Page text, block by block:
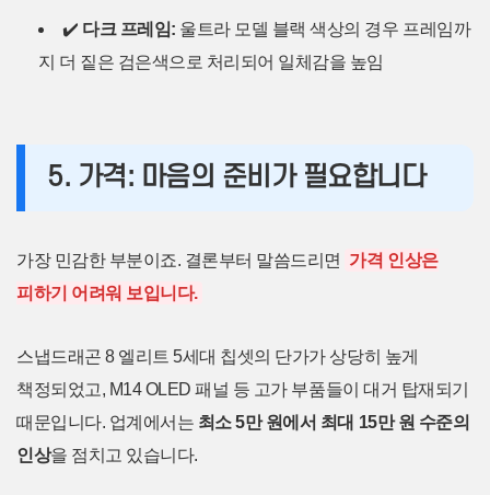
✔️ 다크 프레임: 울트라 모델 블랙 색상의 경우 프레임까
지 더 짙은 검은색으로 처리되어 일체감을 높임
5. 가격: 마음의 준비가 필요합니다
가장 민감한 부분이죠. 결론부터 말씀드리면
가격 인상은
피하기 어려워 보입니다.
스냅드래곤 8 엘리트 5세대 칩셋의 단가가 상당히 높게
책정되었고, M14 OLED 패널 등 고가 부품들이 대거 탑재되기
때문입니다. 업계에서는 최소 5만 원에서 최대 15만 원 수준의
인상을 점치고 있습니다.